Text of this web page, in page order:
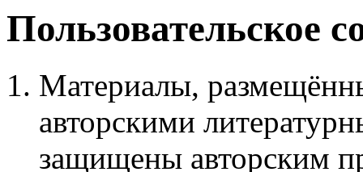
Пользовательское
Материалы,
авторскими
защищены авторским